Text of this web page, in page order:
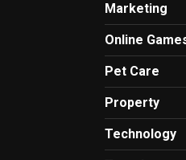
Marketing
Online
Pet Care
Property
Technology